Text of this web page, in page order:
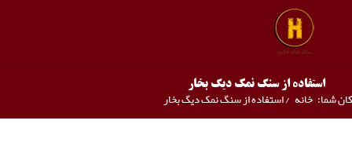
استفاده از سنگ نمک دیگ بخار
شما: خانه /استفاده از سنگ نمک دیگ بخار